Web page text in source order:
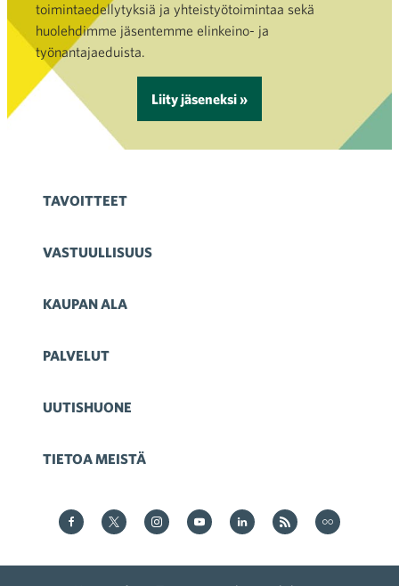
toimintaedellytyksiä ja yhteistyötoimintaa sekä
huolehdimme jäsentemme elinkeino- ja
työnantajaeduista.
Liity jäseneksi »
TAVOITTEET
VASTUULLISUUS
KAUPAN ALA
PALVELUT
UUTISHUONE
TIETOA MEISTÄ
Kauppa Facebookissa
Kauppa Twitterissä
Kauppa on Instagram
Kauppa YouTubesssa
Kauppa LinkedInissä
Kauppa on RSS